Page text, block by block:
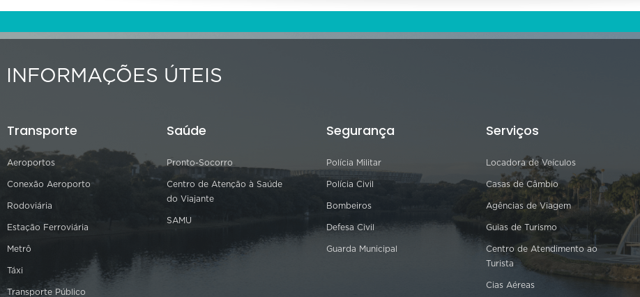
INFORMAÇÕES ÚTEIS
Transporte
Aeroportos
Conexão Aeroporto
Rodoviária
Estação Ferroviária
Metrô
Táxi
Transporte Público
Saúde
Pronto-Socorro
Centro de Atenção à Saúde
do Viajante
SAMU
Segurança
Polícia Militar
Polícia Civil
Bombeiros
Defesa Civil
Guarda Municipal
Serviços
Locadora de Veículos
Casas de Câmbio
Agências de Viagem
Guias de Turismo
Centro de Atendimento ao
Turista
Cias Aéreas